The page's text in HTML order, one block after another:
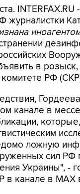
INTERFAX.RU
журналистки
в
РФ
канале в
ложную
сил РФ
Украины", -
канале в MAX